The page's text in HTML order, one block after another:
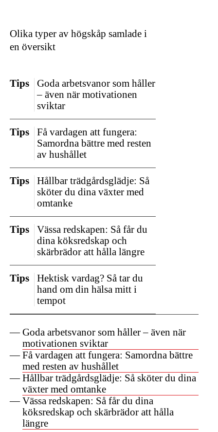
Goda arbetsvanor som håller – även när
motivationen sviktar
Få vardagen att fungera: Samordna bättre
med resten av hushållet
Hållbar trädgårdsglädje: Så sköter du dina
växter med omtanke
Vässa redskapen: Så får du dina
köksredskap och skärbrädor att hålla
längre
Olika typer av högskåp samlade i
en översikt
Goda arbetsvanor som håller
– även när motivationen
sviktar
Tips
Få vardagen att fungera:
Samordna bättre med resten
av hushållet
Tips
Hållbar trädgårdsglädje: Så
sköter du dina växter med
omtanke
Tips
Vässa redskapen: Så får du
dina köksredskap och
skärbrädor att hålla längre
Tips
Hektisk vardag? Så tar du
hand om din hälsa mitt i
tempot
Tips